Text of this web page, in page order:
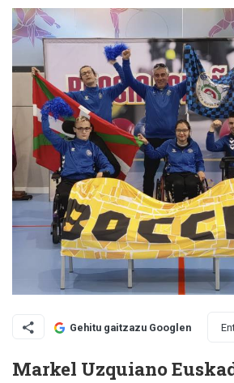
Gehitu gaitzazu Googlen
Markel Uzquiano